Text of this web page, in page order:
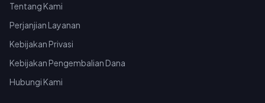
Tentang Kami
Perjanjian Layanan
Kebijakan Privasi
Kebijakan Pengembalian Dana
Hubungi Kami